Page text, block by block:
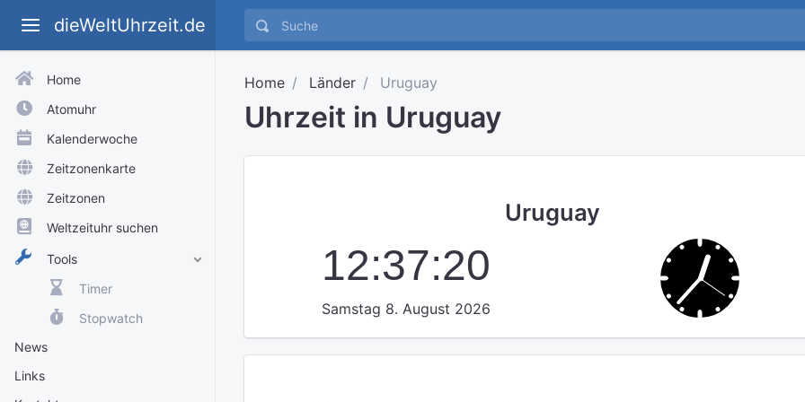
dieWeltUhrzeit.de
Home
Atomuhr
Kalenderwoche
Zeitzonenkarte
Zeitzonen
Weltzeituhr suchen
Tools
Timer
Stopwatch
News
Links
Home Länder Uruguay
Uhrzeit in Uruguay
Uruguay
12:37:21
Samstag 8. August 2026